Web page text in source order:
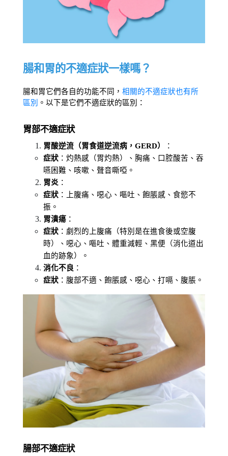
腸和胃的不適症狀一樣嗎？
腸和胃它們各自的功能不同， 相關的不適症狀也有所
區別
。以下是它們不適症狀的區別：
胃部不適症狀
胃酸逆流（胃食道逆流病，GERD）
：
症狀 ：灼熱感（胃灼熱）、胸痛、口腔酸苦、吞
嚥困難、咳嗽、聲音嘶啞。
胃炎 ：
症狀 ：上腹痛、噁心、嘔吐、飽脹感、食慾不
振。
胃潰瘍 ：
症狀 ：劇烈的上腹痛（特別是在進食後或空腹
時）、噁心、嘔吐、體重減輕、黑便（消化道出
血的跡象）。
消化不良 ：
症狀 ：腹部不適、飽脹感、噁心、打嗝、腹脹。
腸部不適症狀